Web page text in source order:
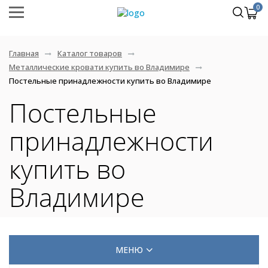
0
Главная
Каталог товаров
Металлические кровати купить во Владимире
Постельные принадлежности купить во Владимире
Постельные
принадлежности
купить во
Владимире
МЕНЮ